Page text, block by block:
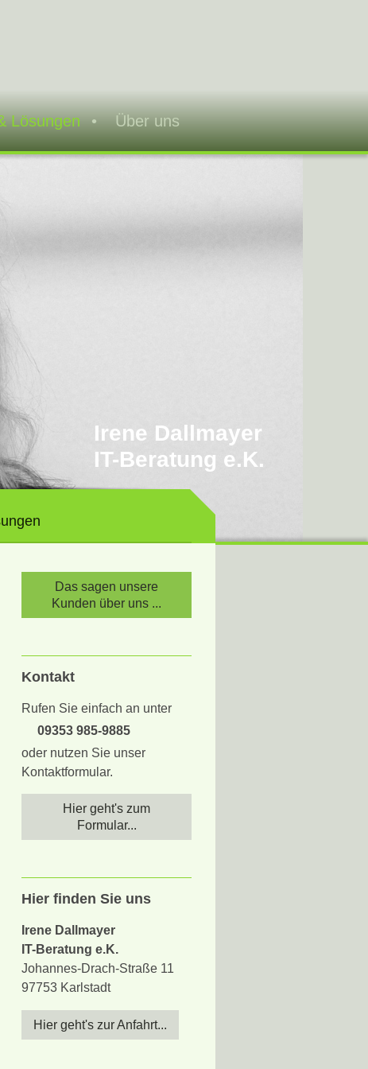
Lösungen Über uns
Irene Dallmayer
IT-Beratung e.K.
Das sagen unsere
Kunden über uns ...
Kontakt
Rufen Sie einfach an unter
09353 985-9885
oder nutzen Sie unser
Kontaktformular.
Hier geht's zum
Formular...
Hier finden Sie uns
Irene Dallmayer
IT-Beratung e.K.
Johannes-Drach-Straße 11
97753 Karlstadt
Hier geht's zur Anfahrt...